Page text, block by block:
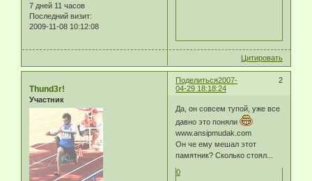
7 дней 11 часов
Последний визит:
2009-11-08 10:12:08
Цитировать
Поделиться 2
2007-
04-29 18:18:24
Thund3r!
Участник
Да, он совсем тупой, уже все
давно это поняли
www.ansipmudak.com
Он че ему мешал этот
памятник? Сколько стоял...
0